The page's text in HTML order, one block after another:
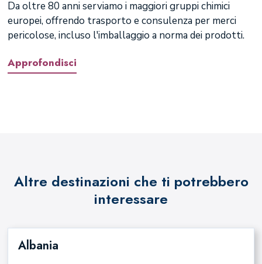
Da oltre 80 anni serviamo i maggiori gruppi chimici
europei, offrendo trasporto e consulenza per merci
pericolose, incluso l'imballaggio a norma dei prodotti.
Approfondisci
Altre destinazioni che ti potrebbero
interessare
Albania